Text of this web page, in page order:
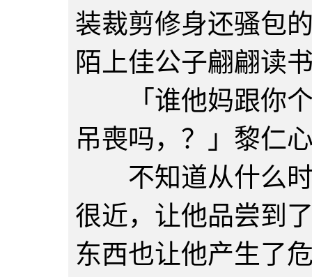
装裁剪修身还骚包
陌上佳公子翩翩读
「谁他妈跟你个
吊喪吗，？」黎仁
不知道从什么时
很近，让他品尝到
东西也让他产生了